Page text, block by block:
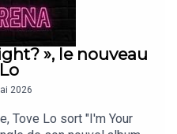
», le nouveau
2026
Tove Lo sort "I'm Your